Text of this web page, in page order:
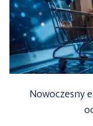
Nowoczesny